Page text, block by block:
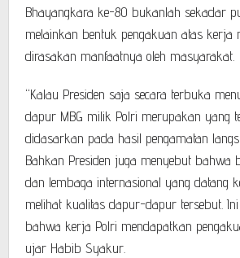
Bhayangkara ke-80 bukanlah sekadar
melainkan bentuk pengakuan atas kerja
dirasakan manfaatnya oleh masyarakat.
“Kalau Presiden saja secara terbuka
dapur MBG milik Polri merupakan yang
didasarkan pada hasil pengamatan
Bahkan Presiden juga menyebut bahwa
dan lembaga internasional yang datang
melihat kualitas dapur-dapur tersebut.
bahwa kerja Polri mendapatkan
ujar Habib Syakur.